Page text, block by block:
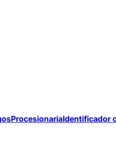
ProcesionariaIdentificador